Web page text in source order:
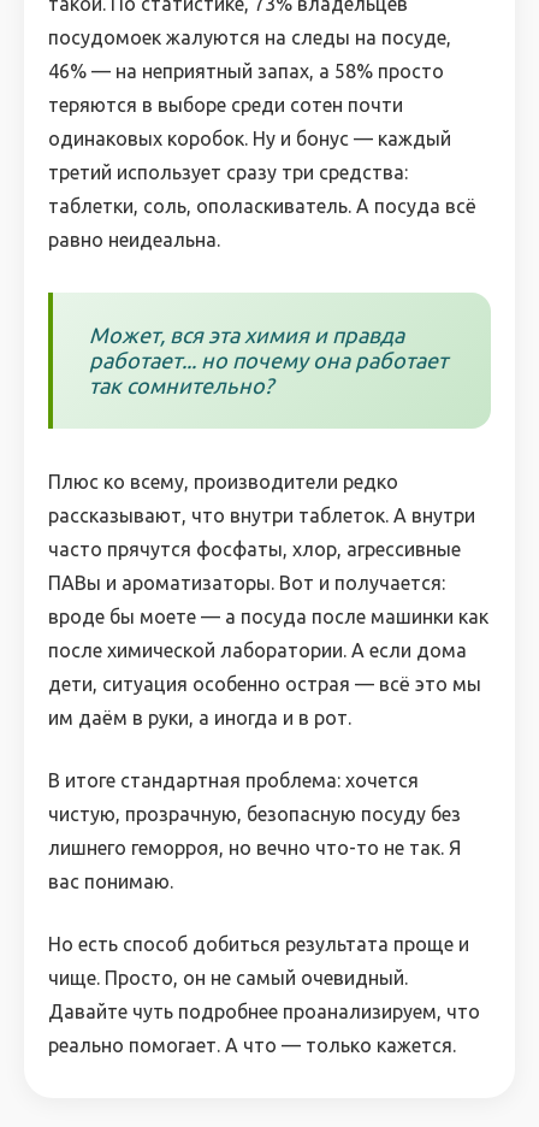
посудомоек жалуются на следы на посуде,
46% — на неприятный запах, а 58% просто
теряются в выборе среди сотен почти
одинаковых коробок. Ну и бонус — каждый
третий использует сразу три средства:
таблетки, соль, ополаскиватель. А посуда всё
равно неидеальна.
Может, вся эта химия и правда
работает... но почему она работает
так сомнительно?
Плюс ко всему, производители редко
рассказывают, что внутри таблеток. А внутри
часто прячутся фосфаты, хлор, агрессивные
ПАВы и ароматизаторы. Вот и получается:
вроде бы моете — а посуда после машинки как
после химической лаборатории. А если дома
дети, ситуация особенно острая — всё это мы
им даём в руки, а иногда и в рот.
В итоге стандартная проблема: хочется
чистую, прозрачную, безопасную посуду без
лишнего геморроя, но вечно что-то не так. Я
вас понимаю.
Но есть способ добиться результата проще и
чище. Просто, он не самый очевидный.
Давайте чуть подробнее проанализируем, что
реально помогает. А что — только кажется.